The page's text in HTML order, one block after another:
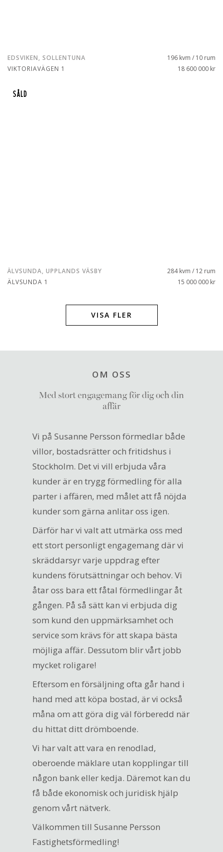
EDSVIKEN, SOLLENTUNA
VIKTORIAVÄGEN 1
196 kvm / 10 rum
18 600 000 kr
SÅLD
ÄLVSUNDA, UPPLANDS VÄSBY
ÄLVSUNDA 1
284 kvm / 12 rum
15 000 000 kr
VISA FLER
OM OSS
Med stort engagemang för dig och din
affär
Vi på Susanne Persson förmedlar både
villor, bostadsrätter och fritidshus i
Stockholm. Det vi vill erbjuda våra
kunder är en trygg förmedling för alla
parter i affären, med målet att få nöjda
kunder som gärna anlitar oss igen.
Därför har vi valt att utmärka oss med
ett stort personligt engagemang där vi
skräddarsyr varje uppdrag efter
kundens förutsättningar och behov. Vi
åtar oss bara ett fåtal förmedlingar åt
gången. På så sätt kan vi erbjuda dig
som kund den uppmärksamhet och
service som krävs för att skapa bästa
möjliga affär. Dessutom blir vårt jobb
mycket roligare!
Eftersom en försäljning ofta går hand i
hand med att köpa bostad, är vi också
måna om att göra dig väl förberedd när
du hittat ditt drömboende.
Vi har valt att vara en renodlad,
oberoende mäklare utan kopplingar till
någon bank eller kedja. Däremot kan du
få både ekonomisk och juridisk hjälp
genom vårt nätverk.
Välkommen till Susanne Persson
Fastighetsförmedling!